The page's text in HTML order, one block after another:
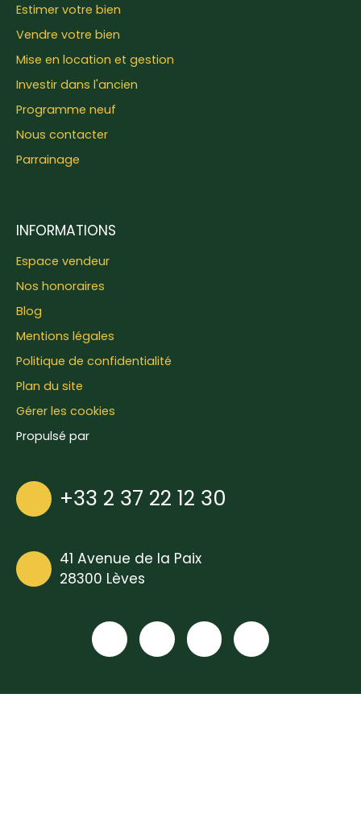
Estimer votre bien
Vendre votre bien
Mise en location et gestion
Investir dans l'ancien
Programme neuf
Nous contacter
Parrainage
INFORMATIONS
Espace vendeur
Nos honoraires
Blog
Mentions légales
Politique de confidentialité
Plan du site
Gérer les cookies
Propulsé par
+33 2 37 22 12 30
41 Avenue de la Paix
28300 Lèves